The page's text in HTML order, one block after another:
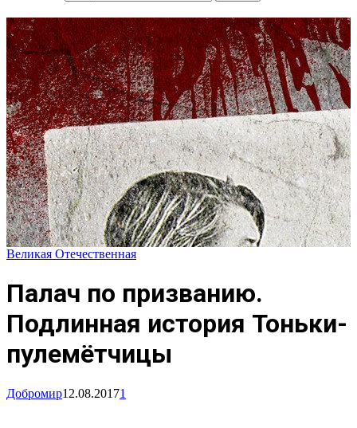
Великая Отечественная
Палач по призванию.
Подлинная история Тоньки-
пулемётчицы
Добромир12.08.20171